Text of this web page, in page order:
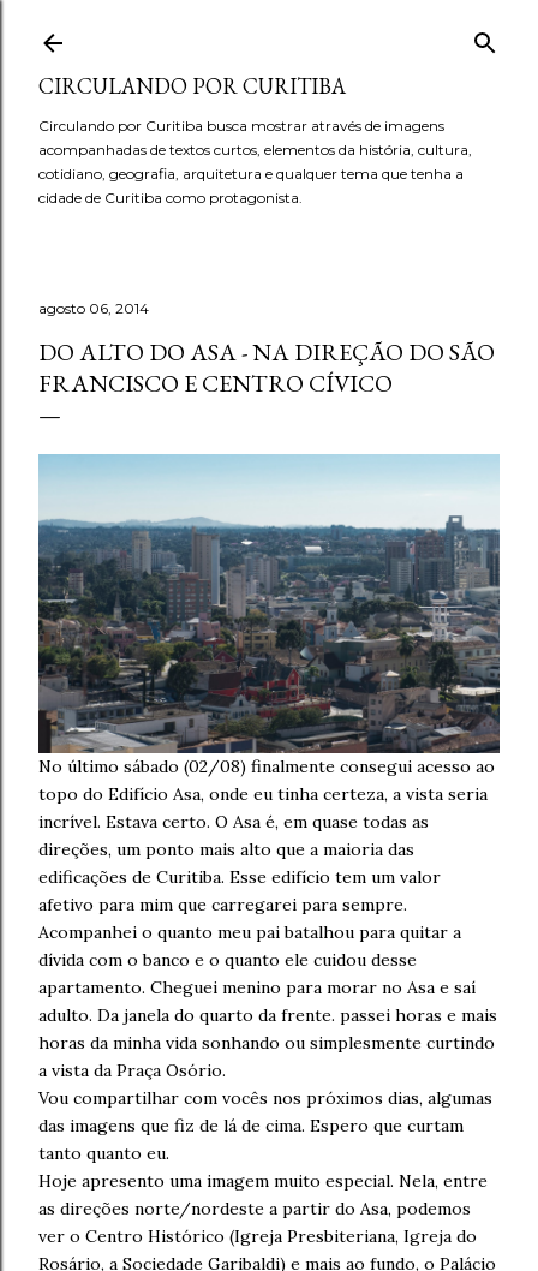
CIRCULANDO POR CURITIBA
Circulando por Curitiba busca mostrar através de imagens
acompanhadas de textos curtos, elementos da história, cultura,
cotidiano, geografia, arquitetura e qualquer tema que tenha a
cidade de Curitiba como protagonista.
agosto 06, 2014
DO ALTO DO ASA - NA DIREÇÃO DO SÃO
FRANCISCO E CENTRO CÍVICO
No último sábado (02/08) finalmente consegui acesso ao
topo do Edifício Asa, onde eu tinha certeza, a vista seria
incrível. Estava certo. O Asa é, em quase todas as
direções, um ponto mais alto que a maioria das
edificações de Curitiba. Esse edifício tem um valor
afetivo para mim que carregarei para sempre.
Acompanhei o quanto meu pai batalhou para quitar a
dívida com o banco e o quanto ele cuidou desse
apartamento. Cheguei menino para morar no Asa e saí
adulto. Da janela do quarto da frente. passei horas e mais
horas da minha vida sonhando ou simplesmente curtindo
a vista da Praça Osório.
Vou compartilhar com vocês nos próximos dias, algumas
das imagens que fiz de lá de cima. Espero que curtam
tanto quanto eu.
Hoje apresento uma imagem muito especial. Nela, entre
as direções norte/nordeste a partir do Asa, podemos
ver o Centro Histórico (Igreja Presbiteriana, Igreja do
Rosário, a Sociedade Garibaldi) e mais ao fundo, o Palácio